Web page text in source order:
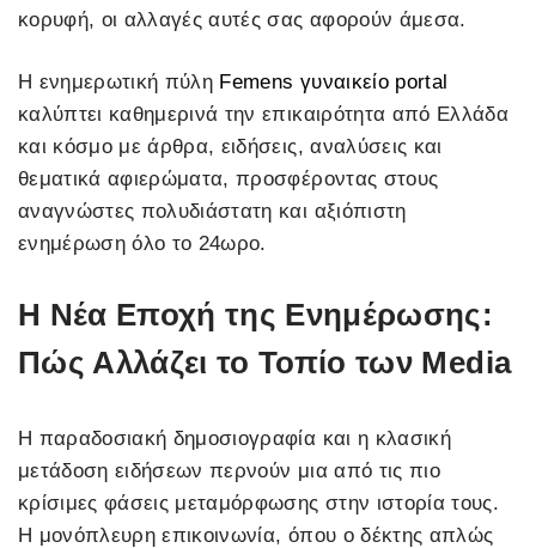
κορυφή, οι αλλαγές αυτές σας αφορούν άμεσα.
Η ενημερωτική πύλη Femens γυναικείο portal
καλύπτει καθημερινά την επικαιρότητα από Ελλάδα
και κόσμο με άρθρα, ειδήσεις, αναλύσεις και
θεματικά αφιερώματα, προσφέροντας στους
αναγνώστες πολυδιάστατη και αξιόπιστη
ενημέρωση όλο το 24ωρο.
Η Νέα Εποχή της Ενημέρωσης:
Πώς Αλλάζει το Τοπίο των Media
Η παραδοσιακή δημοσιογραφία και η κλασική
μετάδοση ειδήσεων περνούν μια από τις πιο
κρίσιμες φάσεις μεταμόρφωσης στην ιστορία τους.
Η μονόπλευρη επικοινωνία, όπου ο δέκτης απλώς